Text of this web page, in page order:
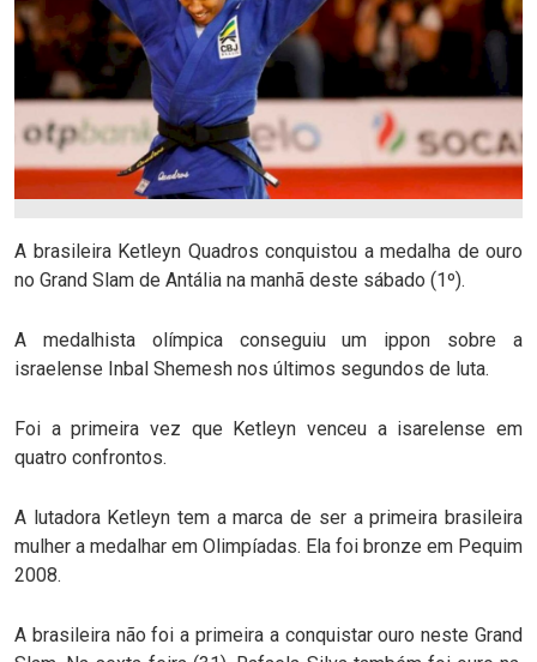
A brasileira Ketleyn Quadros conquistou a medalha de ouro
no Grand Slam de Antália na manhã deste sábado (1º).
A medalhista olímpica conseguiu um ippon sobre a
israelense Inbal Shemesh nos últimos segundos de luta.
Foi a primeira vez que Ketleyn venceu a isarelense em
quatro confrontos.
A lutadora Ketleyn tem a marca de ser a primeira brasileira
mulher a medalhar em Olimpíadas. Ela foi bronze em Pequim
2008.
A brasileira não foi a primeira a conquistar ouro neste Grand